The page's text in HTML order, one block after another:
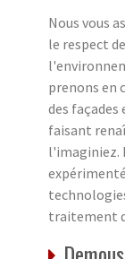
Nous vous
le respect
prenons en
des
faisant
l'imaginiez.
traitement